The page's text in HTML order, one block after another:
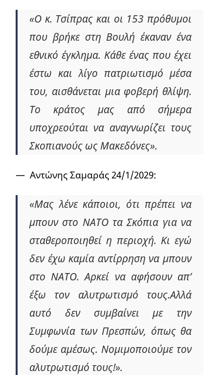
«Ο κ. Τσίπρας και οι 153 πρόθυμοι
που βρήκε στη Βουλή έκαναν ένα
εθνικό έγκλημα. Κάθε ένας που έχει
έστω και λίγο πατριωτισμό μέσα
του, αισθάνεται μια φοβερή θλίψη.
Το κράτος μας από σήμερα
υποχρεούται να αναγνωρίζει τους
Σκοπιανούς ως Μακεδόνες».
— Αντώνης Σαμαράς 24/1/2029:
«Μας λένε κάποιοι, ότι πρέπει να
μπουν στο ΝΑΤΟ τα Σκόπια για να
σταθεροποιηθεί η περιοχή. Κι εγώ
δεν έχω καμία αντίρρηση να μπουν
στο ΝΑΤΟ. Αρκεί να αφήσουν απ’
έξω τον αλυτρωτισμό τους.Αλλά
αυτό δεν συμβαίνει με την
Συμφωνία των Πρεσπών, όπως θα
δούμε αμέσως. Νομιμοποιούμε τον
αλυτρωτισμό τους!».